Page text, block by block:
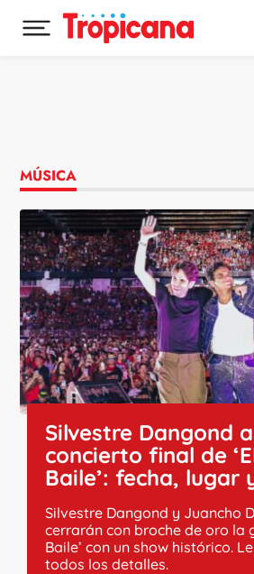
Desplegar menú principal
MÚSICA
Silvestre Dangond
concierto final de
Baile’: fecha, lugar
Silvestre Dangond y Juancho
cerrarán con broche de oro la
Baile’ con un show histórico.
todos los detalles.